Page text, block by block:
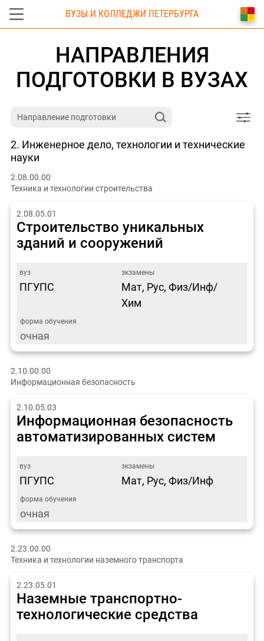
ВУЗЫ И КОЛЛЕДЖИ ПЕТЕРБУРГА
НАПРАВЛЕНИЯ
ПОДГОТОВКИ В ВУЗАХ
2. Инженерное дело, технологии и технические
науки
2.08.00.00
Техника и технологии строительства
2.08.05.01
Строительство уникальных
зданий и сооружений
ПГУПС
Мат, Рус, Физ/Инф/
Хим
очная
2.10.00.00
Информационная безопасность
2.10.05.03
Информационная безопасность
автоматизированных систем
ПГУПС Мат, Рус, Физ/Инф
очная
2.23.00.00
Техника и технологии наземного транспорта
2.23.05.01
Наземные транспортно-
технологические средства